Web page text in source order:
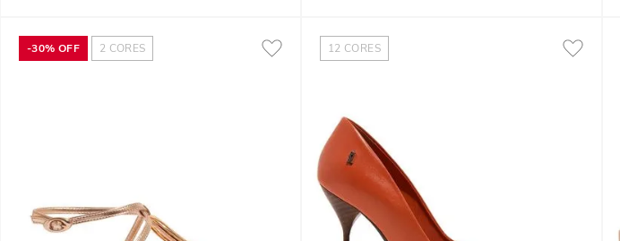
-30% OFF 2 CORES 12 CORES